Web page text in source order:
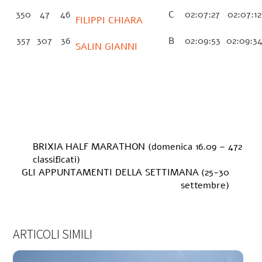
350
47 46 FILIPPI CHIARA C 02:07:27
357 307 36 SALIN GIANNI B 02:09:53
BRIXIA HALF MARATHON (domenica 16.09 – 472
classificati)
GLI APPUNTAMENTI DELLA SETTIMANA (25-30
settembre)
ARTICOLI SIMILI